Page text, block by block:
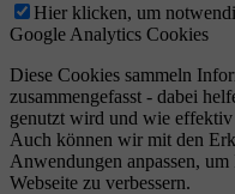
Hier klicken, um
Google Analytics Cookies
Diese Cookies sammeln
zusammengefasst - dabei
genutzt wird und wie
Auch können wir mit den
Anwendungen anpassen,
Webseite zu verbessern.